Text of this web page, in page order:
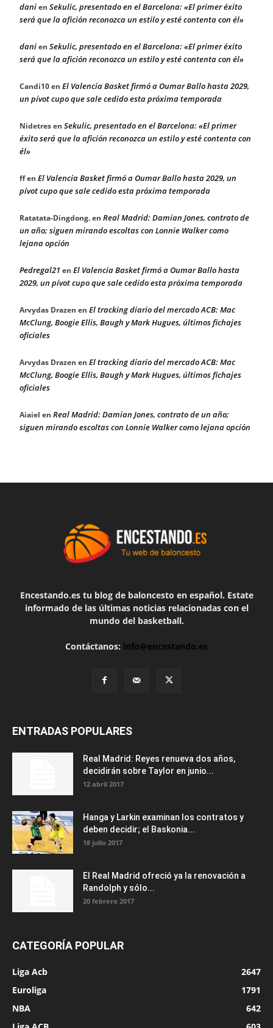
danien Sekulic, presentado en el Barcelona: «El primer éxito
será que la afición reconozca un estilo y esté contenta con él»
danien Sekulic, presentado en el Barcelona: «El primer éxito
será que la afición reconozca un estilo y esté contenta con él»
Candi10en El Valencia Basket firmó a Oumar Ballo hasta 2029,
un pívot cupo que sale cedido esta próxima temporada
Nidetresen Sekulic, presentado en el Barcelona: «El primer
éxito será que la afición reconozca un estilo y esté contenta con
él»
ffen El Valencia Basket firmó a Oumar Ballo hasta 2029, un
pívot cupo que sale cedido esta próxima temporada
Ratatata-Dingdong.en Real Madrid: Damian Jones, contrato de
un año; siguen mirando escoltas con Lonnie Walker como
lejana opción
Pedregal21 en El Valencia Basket firmó a Oumar Ballo hasta
2029, un pívot cupo que sale cedido esta próxima temporada
Arvydas Drazen en El tracking diario del mercado ACB: Mac
McClung, Boogie Ellis, Baugh y Mark Hugues, últimos fichajes
oficiales
Arvydas Drazen en El tracking diario del mercado ACB: Mac
McClung, Boogie Ellis, Baugh y Mark Hugues, últimos fichajes
oficiales
Aiaiel en Real Madrid: Damian Jones, contrato de un año;
siguen mirando escoltas con Lonnie Walker como lejana opción
Encestando.es tu blog de baloncesto en español. Estate
informado de las últimas noticias relacionadas con el
mundo del basketball.
Contáctanos: info@encestando.es
ENTRADAS POPULARES
Real Madrid: Reyes renueva dos años,
decidirán sobre Taylor en junio...
12 abril 2017
Hanga y Larkin examinan los contratos y
deben decidir; el Baskonia...
18 julio 2017
El Real Madrid ofreció ya la renovación a
Randolph y sólo...
20 febrero 2017
CATEGORÍA POPULAR
Liga Acb
2647
Euroliga
1791
NBA
642